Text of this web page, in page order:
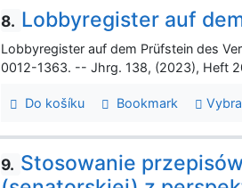
8. Lobbyregister auf
Lobbyregister auf dem Prüfstein des
0012-1363. -- Jhrg. 138, (2023), Heft
Do košíku Bookmark
9. Stosowanie